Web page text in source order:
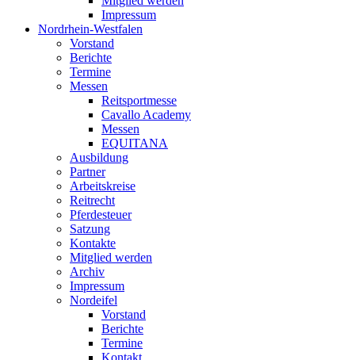
Impressum
Nordrhein-Westfalen
Vorstand
Berichte
Termine
Messen
Reitsportmesse
Cavallo Academy
Messen
EQUITANA
Ausbildung
Partner
Arbeitskreise
Reitrecht
Pferdesteuer
Satzung
Kontakte
Mitglied werden
Archiv
Impressum
Nordeifel
Vorstand
Berichte
Termine
Kontakt